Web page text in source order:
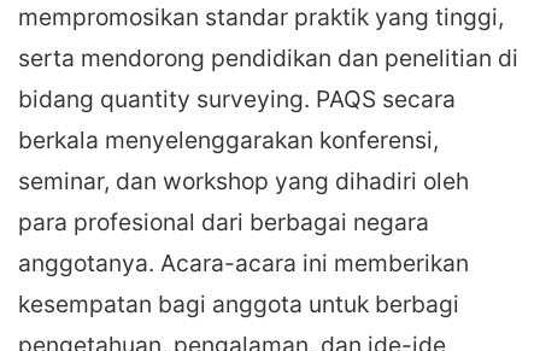
mempromosikan standar praktik yang tinggi,
serta mendorong pendidikan dan penelitian di
bidang quantity surveying. PAQS secara
berkala menyelenggarakan konferensi,
seminar, dan workshop yang dihadiri oleh
para profesional dari berbagai negara
anggotanya. Acara-acara ini memberikan
kesempatan bagi anggota untuk berbagi
pengetahuan, pengalaman, dan ide-ide